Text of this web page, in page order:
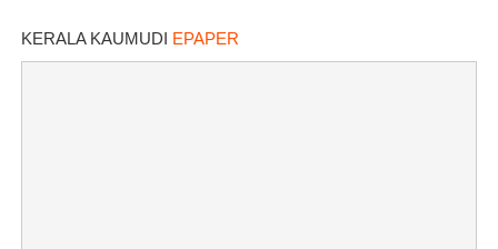
KERALA KAUMUDI EPAPER